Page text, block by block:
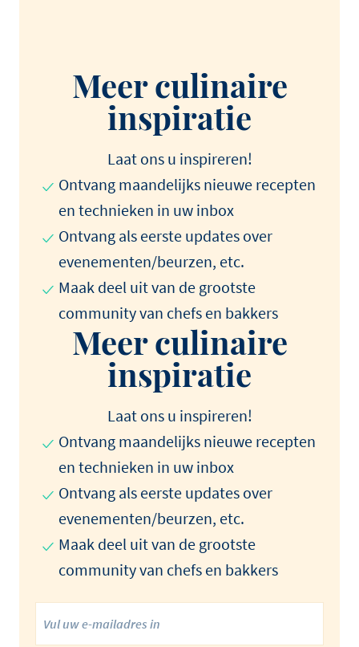
Meer culinaire
inspiratie
Laat ons u inspireren!
Ontvang maandelijks nieuwe recepten
en technieken in uw inbox
Ontvang als eerste updates over
evenementen/beurzen, etc.
Maak deel uit van de grootste
community van chefs en bakkers
Meer culinaire
inspiratie
Laat ons u inspireren!
Ontvang maandelijks nieuwe recepten
en technieken in uw inbox
Ontvang als eerste updates over
evenementen/beurzen, etc.
Maak deel uit van de grootste
community van chefs en bakkers